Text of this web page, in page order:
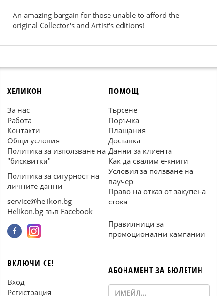
An amazing bargain for those unable to afford the
original Collector's and Artist's editions!
ХЕЛИКОН
За нас
Работа
Контакти
Общи условия
Политика за използване на
"бисквитки"
Политика за сигурност на
личните данни
service@helikon.bg
Helikon.bg във Facebook
ПОМОЩ
Търсене
Поръчка
Плащания
Доставка
Данни за клиента
Как да свалим е-книги
Условия за ползване на
ваучер
Право на отказ от закупена
стока
Правилници за
промоционални кампании
ВКЛЮЧИ СЕ!
Вход
Регистрация
АБОНАМЕНТ ЗА БЮЛЕТИН